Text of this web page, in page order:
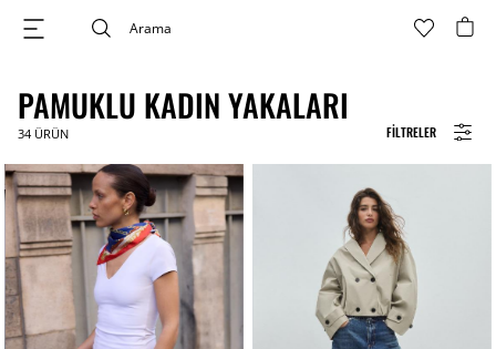
FILTRELER
PAMUKLU KADIN YAKALARI
34 ÜRÜN